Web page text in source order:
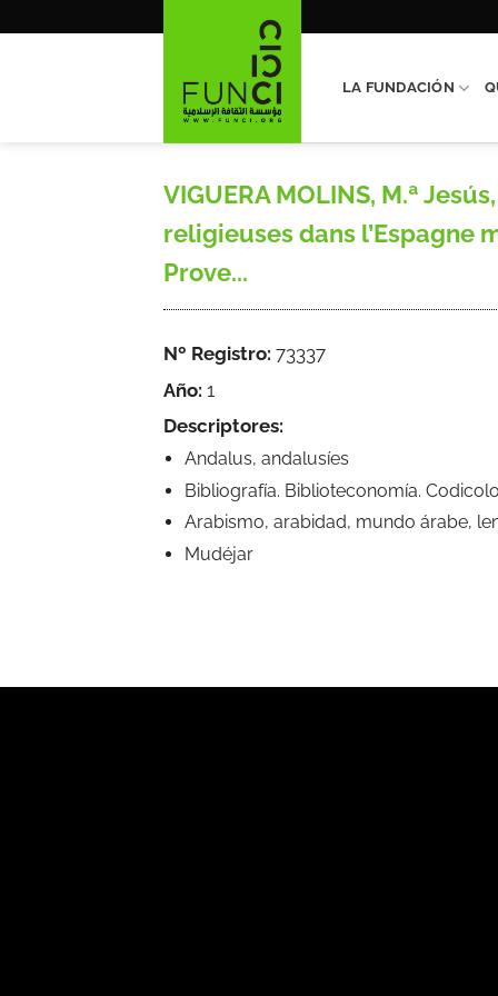
LA FUNDACIÓN
VIGUERA MOLINS, M.ª
religieuses dans l’Espagne
Prove...
Nº Registro: 73337
Año: 1
Descriptores:
Andalus, andalusíes
Bibliografía. Biblioteconomía.
Arabismo, arabidad, mundo árabe,
Mudéjar